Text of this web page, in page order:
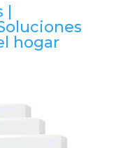
hogar